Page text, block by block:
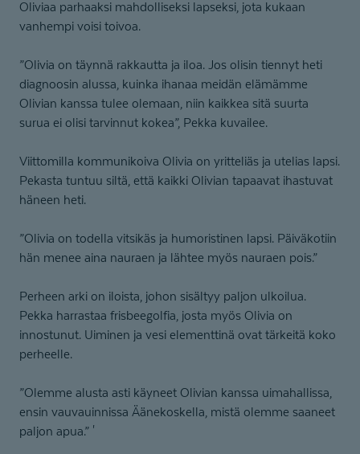
Oliviaa parhaaksi mahdolliseksi lapseksi, jota kukaan
vanhempi voisi toivoa.
”Olivia on täynnä rakkautta ja iloa. Jos olisin tiennyt heti
diagnoosin alussa, kuinka ihanaa meidän elämämme
Olivian kanssa tulee olemaan, niin kaikkea sitä suurta
surua ei olisi tarvinnut kokea”, Pekka kuvailee.
Viittomilla kommunikoiva Olivia on yritteliäs ja utelias lapsi.
Pekasta tuntuu siltä, että kaikki Olivian tapaavat ihastuvat
häneen heti.
”Olivia on todella vitsikäs ja humoristinen lapsi. Päiväkotiin
hän menee aina nauraen ja lähtee myös nauraen pois.”
Perheen arki on iloista, johon sisältyy paljon ulkoilua.
Pekka harrastaa frisbeegolfia, josta myös Olivia on
innostunut. Uiminen ja vesi elementtinä ovat tärkeitä koko
perheelle.
”Olemme alusta asti käyneet Olivian kanssa uimahallissa,
ensin vauvauinnissa Äänekoskella, mistä olemme saaneet
paljon apua.” '